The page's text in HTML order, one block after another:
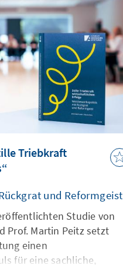
Triebkraft
und Reformgeist
Studie von
Prof. Martin Peitz setzt
einen
für eine sachliche,